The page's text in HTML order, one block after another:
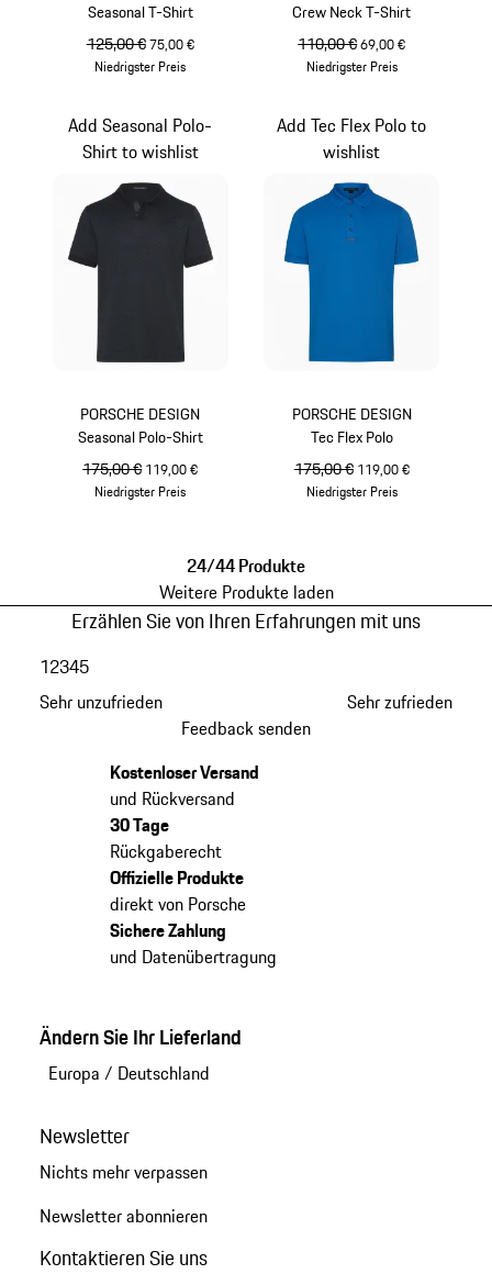
Seasonal T-Shirt
ursprünglicher Preis
125,00 €Verkaufspreis
75,00 €
Niedrigster Preis
Crew Neck T-Shirt
ursprünglicher Preis
110,00 €Verkaufspreis
69,00 €
Niedrigster Preis
PORSCHE DESIGN
Seasonal Polo-Shirt
ursprünglicher Preis
175,00 €Verkaufspreis
119,00 €
Niedrigster Preis
Add Seasonal Polo-
Shirt to wishlist
PORSCHE DESIGN
Tec Flex Polo
ursprünglicher Preis
175,00 €Verkaufspreis
119,00 €
Niedrigster Preis
Add Tec Flex Polo to
wishlist
24/44 Produkte
Weitere Produkte laden
Erzählen Sie von Ihren Erfahrungen mit uns
Sehr unzufrieden
12345
Sehr zufrieden
Feedback senden
Kostenloser Versand
und Rückversand
30 Tage
Rückgaberecht
Offizielle Produkte
direkt von Porsche
Sichere Zahlung
und Datenübertragung
Ändern Sie Ihr Lieferland
Europa / Deutschland
Newsletter
Nichts mehr verpassen
Newsletter abonnieren
Kontaktieren Sie uns